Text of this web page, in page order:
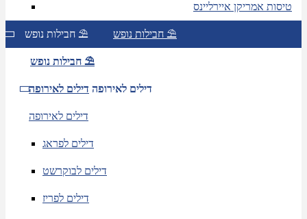
טיסות אמריקן איירליינס
חבילות נופש ⛱ חבילות נופש ⛱
חבילות נופש ⛱
דילים לאירופה דילים לאירופה
דילים לאירופה
דילים לפראג
דילים לבוקרשט
דילים לפריז